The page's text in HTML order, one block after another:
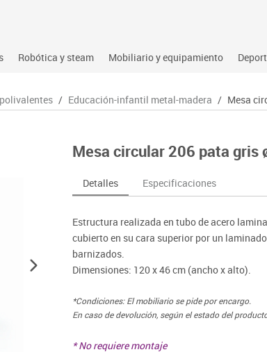
natural, social y cultural
Ordenadores y tablets
Soportes
Videoproyección
Robótica y steam
Robótica educativa
Mobiliario y equipamiento
Mesas comedor plegables y
Mobiliario oficina y despacho
Mesas escolares, abatibles y
Percheros, baldas y taquillas
Sillas, bancos y taburetes
/ Educación-infantil metal-madera / Mesa
Mesa circular 206 pata gris
Detalles Especificaciones
Estructura realizada en tubo de acero
cubierto en su cara superior por un
barnizados.
Dimensiones: 120 x 46 cm (ancho x alto).
*Condiciones: El mobiliario se pide por encargo.
En caso de devolución, según el estado del
* No requiere montaje